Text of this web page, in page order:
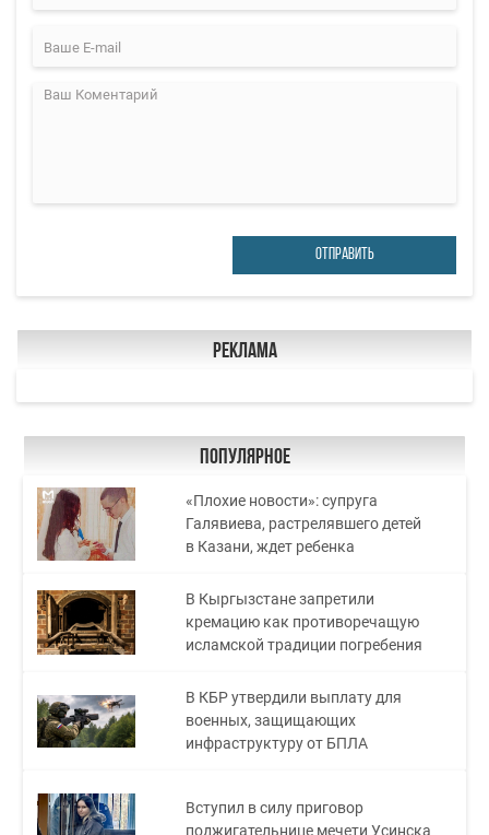
ОТПРАВИТЬ
Реклама
Популярное
«Плохие новости»: супруга
Галявиева, растрелявшего детей
в Казани, ждет ребенка
В Кыргызстане запретили
кремацию как противоречащую
исламской традиции погребения
В КБР утвердили выплату для
военных, защищающих
инфраструктуру от БПЛА
Вступил в силу приговор
поджигательнице мечети Усинска